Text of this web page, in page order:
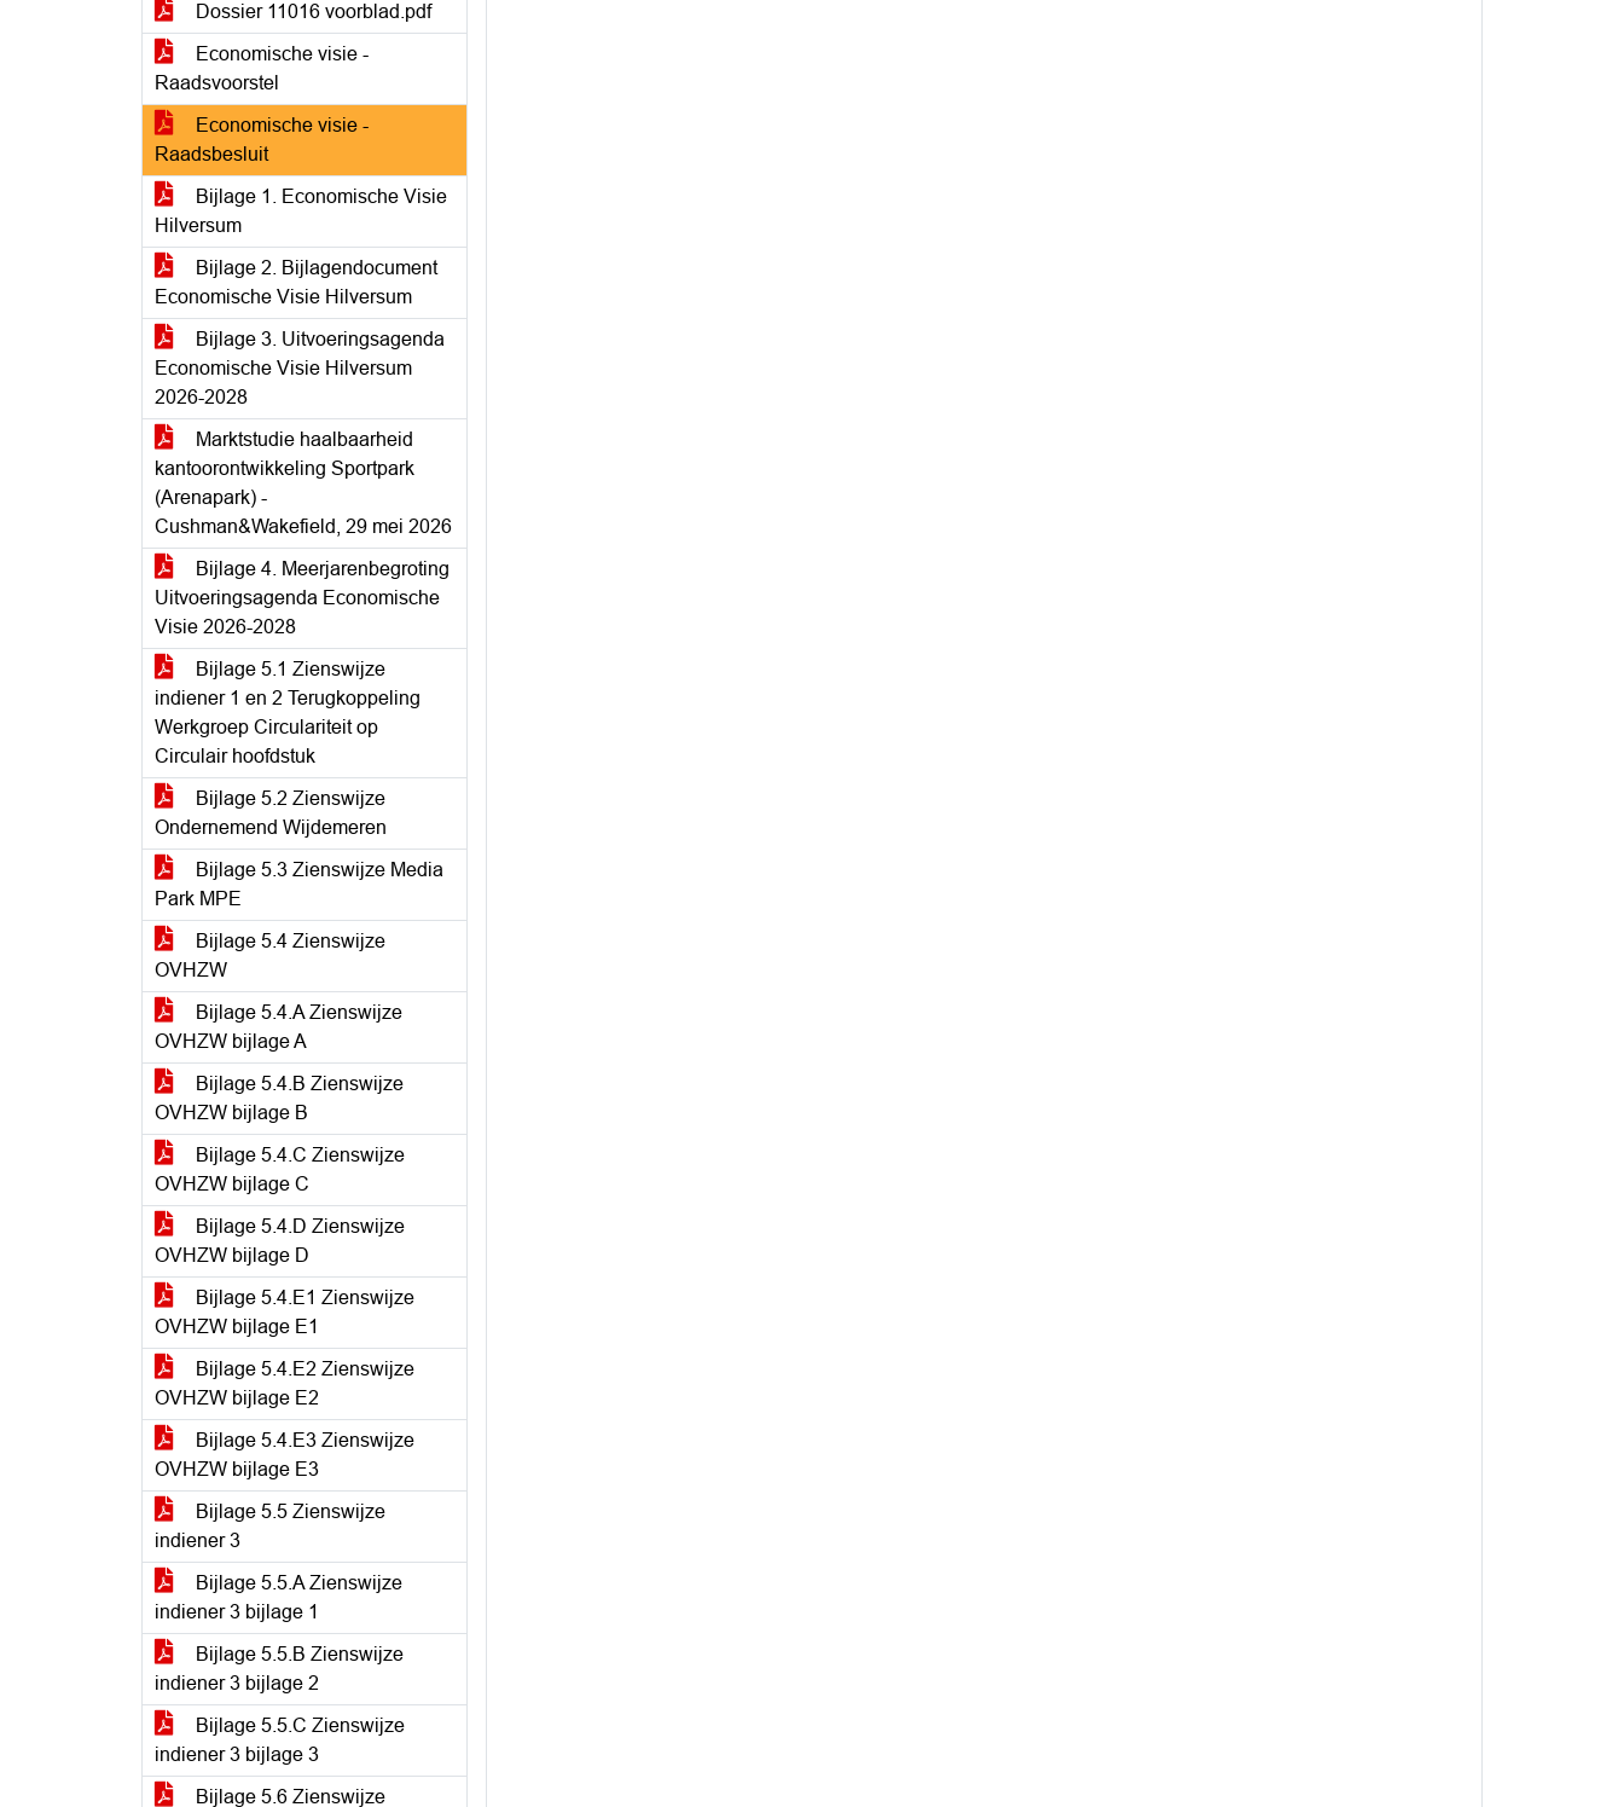
Dossier 11016 voorblad.pdf
Economische visie -
Raadsvoorstel
Economische visie -
Raadsbesluit
Bijlage 1. Economische Visie
Hilversum
Bijlage 2. Bijlagendocument
Economische Visie Hilversum
Bijlage 3. Uitvoeringsagenda
Economische Visie Hilversum
2026-2028
Marktstudie haalbaarheid
kantoorontwikkeling Sportpark
(Arenapark) -
Cushman&Wakefield, 29 mei 2026
Bijlage 4. Meerjarenbegroting
Uitvoeringsagenda Economische
Visie 2026-2028
Bijlage 5.1 Zienswijze
indiener 1 en 2 Terugkoppeling
Werkgroep Circulariteit op
Circulair hoofdstuk
Bijlage 5.2 Zienswijze
Ondernemend Wijdemeren
Bijlage 5.3 Zienswijze Media
Park MPE
Bijlage 5.4 Zienswijze
OVHZW
Bijlage 5.4.A Zienswijze
OVHZW bijlage A
Bijlage 5.4.B Zienswijze
OVHZW bijlage B
Bijlage 5.4.C Zienswijze
OVHZW bijlage C
Bijlage 5.4.D Zienswijze
OVHZW bijlage D
Bijlage 5.4.E1 Zienswijze
OVHZW bijlage E1
Bijlage 5.4.E2 Zienswijze
OVHZW bijlage E2
Bijlage 5.4.E3 Zienswijze
OVHZW bijlage E3
Bijlage 5.5 Zienswijze
indiener 3
Bijlage 5.5.A Zienswijze
indiener 3 bijlage 1
Bijlage 5.5.B Zienswijze
indiener 3 bijlage 2
Bijlage 5.5.C Zienswijze
indiener 3 bijlage 3
Bijlage 5.6 Zienswijze